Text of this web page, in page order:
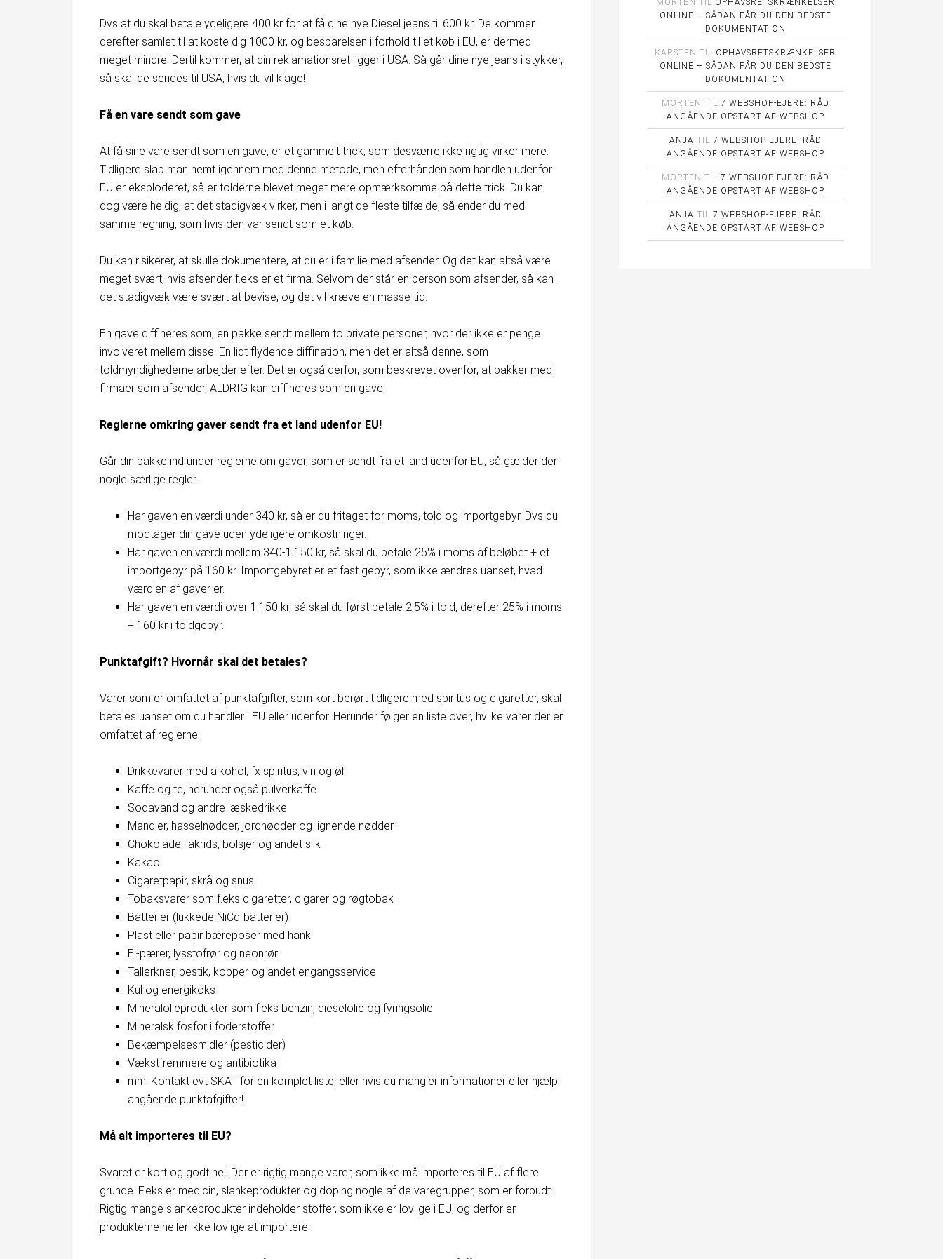
Dvs at du skal betale ydeligere 400 kr for at få dine nye Diesel jeans til 600 kr. De kommer
derefter samlet til at koste dig 1000 kr, og besparelsen i forhold til et køb i EU, er dermed
meget mindre. Dertil kommer, at din reklamationsret ligger i USA. Så går dine nye jeans i stykker,
så skal de sendes til USA, hvis du vil klage!
Få en vare sendt som gave
At få sine vare sendt som en gave, er et gammelt trick, som desværre ikke rigtig virker mere.
Tidligere slap man nemt igennem med denne metode, men efterhånden som handlen udenfor
EU er eksploderet, så er tolderne blevet meget mere opmærksomme på dette trick. Du kan
dog være heldig, at det stadigvæk virker, men i langt de fleste tilfælde, så ender du med
samme regning, som hvis den var sendt som et køb.
Du kan risikerer, at skulle dokumentere, at du er i familie med afsender. Og det kan altså være
meget svært, hvis afsender f.eks er et firma. Selvom der står en person som afsender, så kan
det stadigvæk være svært at bevise, og det vil kræve en masse tid.
En gave diffineres som, en pakke sendt mellem to private personer, hvor der ikke er penge
involveret mellem disse. En lidt flydende diffination, men det er altså denne, som
toldmyndighederne arbejder efter. Det er også derfor, som beskrevet ovenfor, at pakker med
firmaer som afsender, ALDRIG kan diffineres som en gave!
Reglerne omkring gaver sendt fra et land udenfor EU!
Går din pakke ind under reglerne om gaver, som er sendt fra et land udenfor EU, så gælder der
nogle særlige regler.
Har gaven en værdi under 340 kr, så er du fritaget for moms, told og importgebyr. Dvs du
modtager din gave uden ydeligere omkostninger.
Har gaven en værdi mellem 340-1.150 kr, så skal du betale 25% i moms af beløbet + et
importgebyr på 160 kr. Importgebyret er et fast gebyr, som ikke ændres uanset, hvad
værdien af gaver er.
Har gaven en værdi over 1.150 kr, så skal du først betale 2,5% i told, derefter 25% i moms
+ 160 kr i toldgebyr.
Punktafgift? Hvornår skal det betales?
Varer som er omfattet af punktafgifter, som kort berørt tidligere med spiritus og cigaretter, skal
betales uanset om du handler i EU eller udenfor. Herunder følger en liste over, hvilke varer der er
omfattet af reglerne:
Drikkevarer med alkohol, fx spiritus, vin og øl
Kaffe og te, herunder også pulverkaffe
Sodavand og andre læskedrikke
Mandler, hasselnødder, jordnødder og lignende nødder
Chokolade, lakrids, bolsjer og andet slik
Kakao
Cigaretpapir, skrå og snus
Tobaksvarer som f.eks cigaretter, cigarer og røgtobak
Batterier (lukkede NiCd-batterier)
Plast eller papir bæreposer med hank
El-pærer, lysstofrør og neonrør
Tallerkner, bestik, kopper og andet engangsservice
Kul og energikoks
Mineralolieprodukter som f.eks benzin, dieselolie og fyringsolie
Mineralsk fosfor i foderstoffer
Bekæmpelsesmidler (pesticider)
Vækstfremmere og antibiotika
mm. Kontakt evt SKAT for en komplet liste, eller hvis du mangler informationer eller hjælp
angående punktafgifter!
Må alt importeres til EU?
Svaret er kort og godt nej. Der er rigtig mange varer, som ikke må importeres til EU af flere
grunde. F.eks er medicin, slankeprodukter og doping nogle af de varegrupper, som er forbudt.
Rigtig mange slankeprodukter indeholder stoffer, som ikke er lovlige i EU, og derfor er
produkterne heller ikke lovlige at importere.
MORTEN TIL OPHAVSRETSKRÆNKELSER
ONLINE – SÅDAN FÅR DU DEN BEDSTE
DOKUMENTATION
KARSTEN TIL OPHAVSRETSKRÆNKELSER
ONLINE – SÅDAN FÅR DU DEN BEDSTE
DOKUMENTATION
MORTEN TIL 7 WEBSHOP-EJERE: RÅD
ANGÅENDE OPSTART AF WEBSHOP
ANJA TIL 7 WEBSHOP-EJERE: RÅD
ANGÅENDE OPSTART AF WEBSHOP
MORTEN TIL 7 WEBSHOP-EJERE: RÅD
ANGÅENDE OPSTART AF WEBSHOP
ANJA TIL 7 WEBSHOP-EJERE: RÅD
ANGÅENDE OPSTART AF WEBSHOP